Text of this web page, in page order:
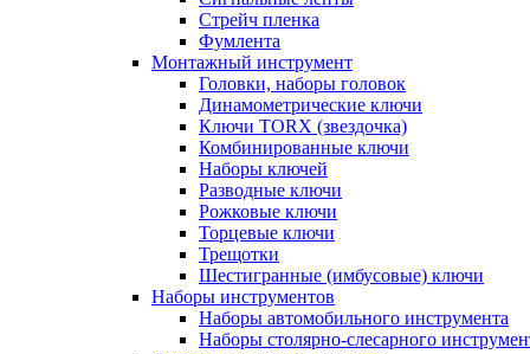
Стрейч пленка
Фумлента
Монтажный инструмент
Головки, наборы головок
Динамометрические ключи
Ключи TORX (звездочка)
Комбинированные ключи
Наборы ключей
Разводные ключи
Рожковые ключи
Торцевые ключи
Трещотки
Шестигранные (имбусовые) ключи
Наборы инструментов
Наборы автомобильного инструмента
Наборы столярно-слесарного